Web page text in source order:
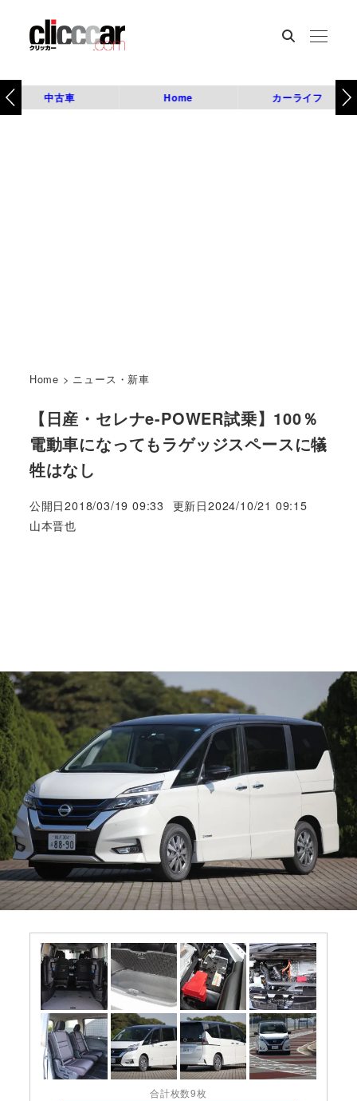
中古車 Home カーライフ
Home > ニュース・新車
【日産・セレナe-POWER試乗】100％
電動車になってもラゲッジスペースに犠
牲はなし
公開日2018/03/19 09:33 更新日2024/10/21 09:15
著
山本晋也
合計枚数9枚